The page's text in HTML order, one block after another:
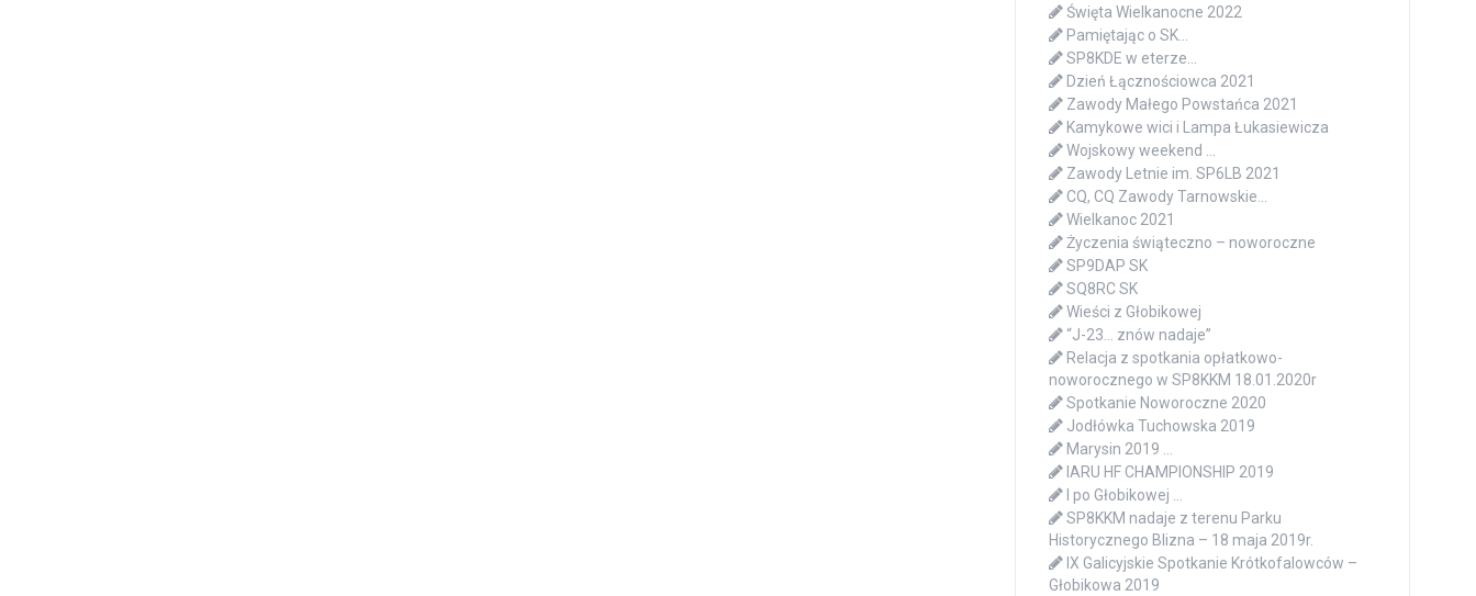
Święta Wielkanocne 2022
Pamiętając o SK…
SP8KDE w eterze…
Dzień Łącznościowca 2021
Zawody Małego Powstańca 2021
Kamykowe wici i Lampa Łukasiewicza
Wojskowy weekend …
Zawody Letnie im. SP6LB 2021
CQ, CQ Zawody Tarnowskie…
Wielkanoc 2021
Życzenia świąteczno – noworoczne
SP9DAP SK
SQ8RC SK
Wieści z Głobikowej
“J-23… znów nadaje”
Relacja z spotkania opłatkowo-
noworocznego w SP8KKM 18.01.2020r
Spotkanie Noworoczne 2020
Jodłówka Tuchowska 2019
Marysin 2019 …
IARU HF CHAMPIONSHIP 2019
I po Głobikowej …
SP8KKM nadaje z terenu Parku
Historycznego Blizna – 18 maja 2019r.
IX Galicyjskie Spotkanie Krótkofalowców –
Głobikowa 2019